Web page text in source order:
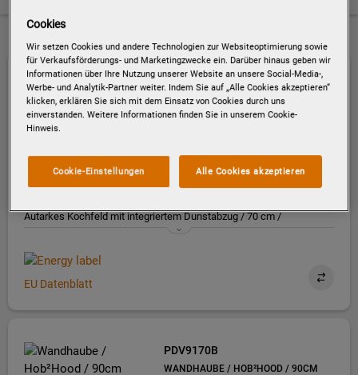
5 Suchergebnisse
PAIL7201I
AUTARKES KOCHFELD MIT
INTEGRIERTEM DUNSTABZUG /
Autarkes Kochfeld mit integriertem Dunstabzug / 70 cm /
EU Datenblatt
PDV9170B
WANDHAUBE / HOB²HOOD / 90CM
Cookies
Wir setzen Cookies und andere Technologien zur Websiteoptimierung sowie
für Verkaufsförderungs- und Marketingzwecke ein. Darüber hinaus geben wir
Informationen über Ihre Nutzung unserer Website an unsere Social-Media-,
Werbe- und Analytik-Partner weiter. Indem Sie auf „Alle Cookies akzeptieren“
klicken, erklären Sie sich mit dem Einsatz von Cookies durch uns
einverstanden. Weitere Informationen finden Sie in unserem Cookie-
Hinweis.
Alle Cookies akzeptieren
Cookie-Einstellungen